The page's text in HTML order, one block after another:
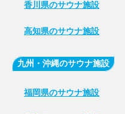
香川県のサウナ施設
高知県のサウナ施設
九州・沖縄のサウナ施設
福岡県のサウナ施設